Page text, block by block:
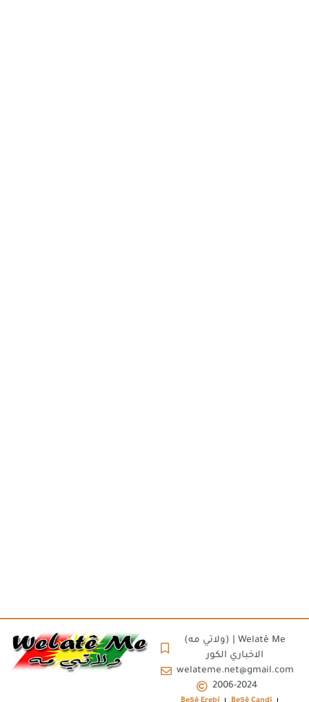
(ولاتي مه) | Welatê Me
الاخباري الكور
welateme.net@gmail.com
2006-2024